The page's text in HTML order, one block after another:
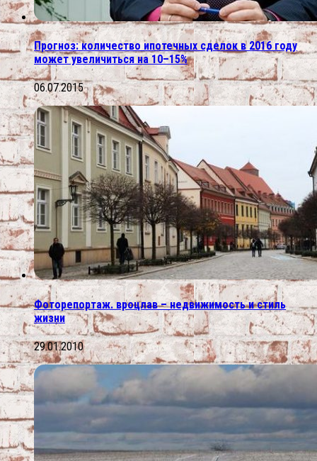
Прогноз: количество ипотечных сделок в 2016 году
может увеличиться на 10–15%
06.07.2015
Фоторепортаж. вроцлав – недвижимость и стиль
жизни
29.01.2010